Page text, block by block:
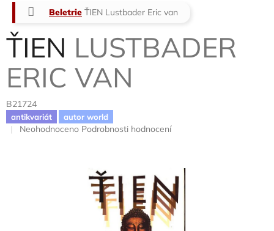
Domů
Beletrie ŤIEN Lustbader Eric van
ŤIEN LUSTBADER
ERIC VAN
B21724
antikvariát autor world
Průměrné
Neohodnoceno Podrobnosti hodnocení